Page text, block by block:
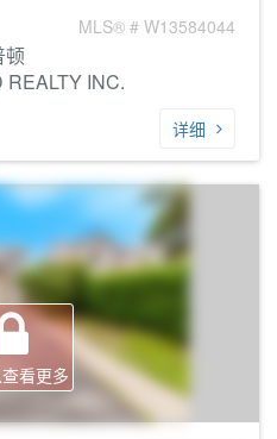
MLS® # W13584044
顿
REALTY INC.
详细
看更多